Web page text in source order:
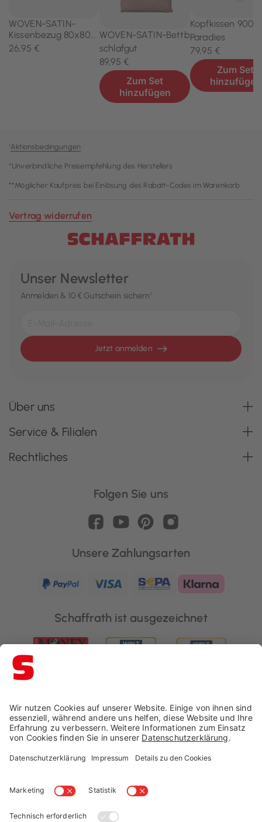
¹Aktionsbedingungen
*Unverbindliche Preisempfehlung des Herstellers
**Möglicher Kaufpreis bei Einlösung des Rabatt-Codes im Warenkorb
Vertrag widerrufen
Unser Newsletter
Anmelden & 10 € Gutschein sichern¹
Jetzt anmelden
Über uns
Service & Filialen
Rechtliches
Folgen Sie uns
Unsere Zahlungsarten
Schaffrath ist ausgezeichnet